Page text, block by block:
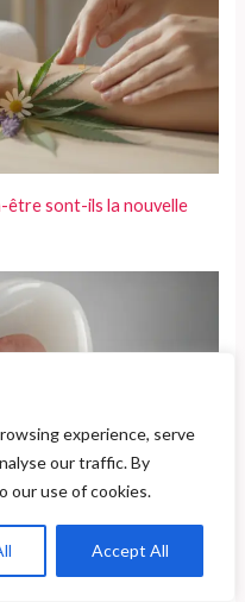
experience, serve
our traffic. By
our use of cookies.
Accept All
être sont-ils la nouvelle
mourir de lui-même ?